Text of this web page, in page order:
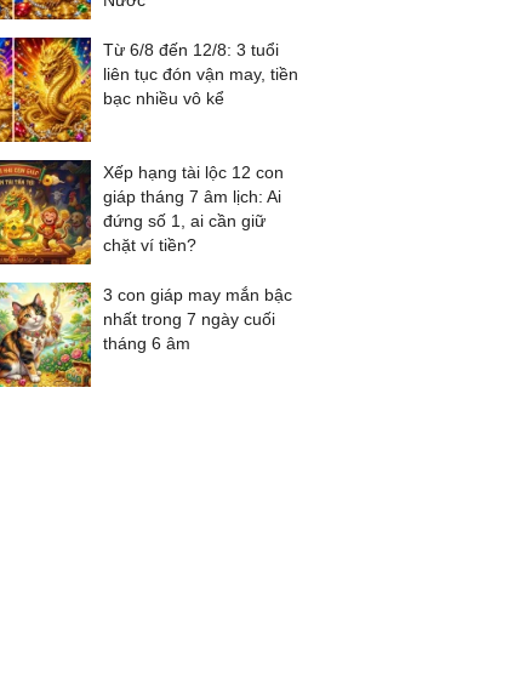
Từ 6/8 đến 12/8: 3 tuổi
liên tục đón vận may, tiền
bạc nhiều vô kể
Xếp hạng tài lộc 12 con
giáp tháng 7 âm lịch: Ai
đứng số 1, ai cần giữ
chặt ví tiền?
3 con giáp may mắn bậc
nhất trong 7 ngày cuối
tháng 6 âm